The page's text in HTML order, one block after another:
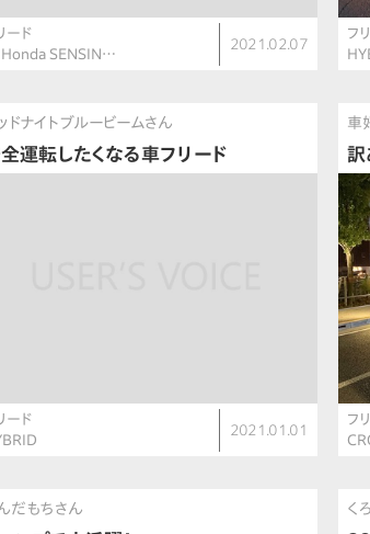
ード
Honda SENSIN…
2021.02.07
フ
ドナイトブルービームさん
運転したくなる車フリード
ード
2021.01.01
車
訳
フ
だもちさん く